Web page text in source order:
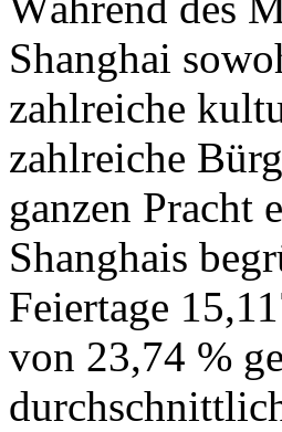
Shanghai
zahlreiche
zahlreiche
ganzen Pracht
Shanghais
Feiertage
von 23,74 %